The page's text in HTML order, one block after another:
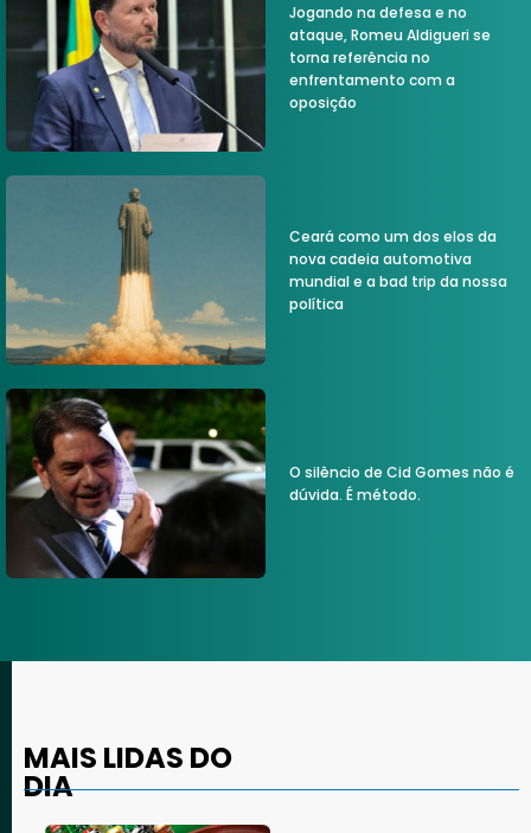
Jogando na defesa e no
ataque, Romeu Aldigueri se
torna referência no
enfrentamento com a
oposição
Ceará como um dos elos da
nova cadeia automotiva
mundial e a bad trip da nossa
política
O silêncio de Cid Gomes não é
dúvida. É método.
MAIS LIDAS DO
DIA